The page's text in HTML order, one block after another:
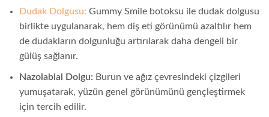
Dudak Dolgusu: Gummy Smile botoksu ile dudak dolgusu
birlikte uygulanarak, hem diş eti görünümü azaltılır hem
de dudakların dolgunluğu artırılarak daha dengeli bir
gülüş sağlanır.
Nazolabial Dolgu: Burun ve ağız çevresindeki çizgileri
yumuşatarak, yüzün genel görünümünü gençleştirmek
için tercih edilir.